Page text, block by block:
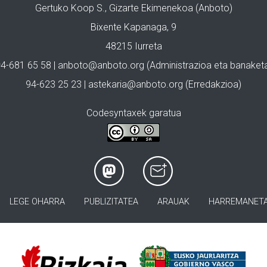
Gertuko Koop S., Gizarte Ekimenekoa (Anboto)
Bixente Kapanaga, 9
48215 Iurreta
681 65 58 | anboto@anboto.org (Administrazioa eta
94-623 25 23 | astekaria@anboto.org (Erredakzioa)
Codesyntaxek garatua
LEGE OHARRA PUBLIZITATEA ARAUAK